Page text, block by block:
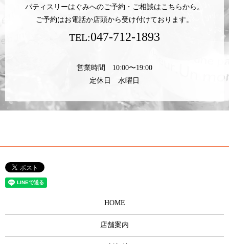
パティスリーはぐみへのご予約・ご相談はこちらから。
ご予約はお電話か店頭から受け付けております。
TEL:047-712-1893
営業時間 10:00〜19:00
定休日 水曜日
HOME
店舗案内